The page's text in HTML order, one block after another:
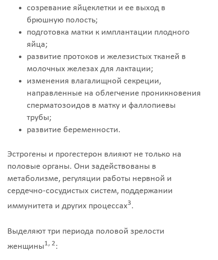
созревание яйцеклетки и ее выход в
брюшную полость;
подготовка матки к имплантации плодного
яйца;
развитие протоков и железистых тканей в
молочных железах для лактации;
изменения влагалищной секреции,
направленные на облегчение проникновения
сперматозоидов в матку и фаллопиевы
трубы;
развитие беременности.
Эстрогены и прогестерон влияют не только на
половые органы. Они задействованы в
метаболизме, регуляции работы нервной и
сердечно-сосудистых систем, поддержании
иммунитета и других процессах3.
Выделяют три периода половой зрелости
женщины1, 2: